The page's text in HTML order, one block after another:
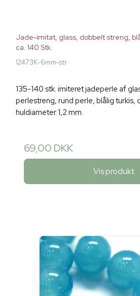
Jade-imitat, glass, dobbelt streng,
ca. 140 Stk.
12473K-6mm-str
135-140 stk. imiteret jadeperle af
perlestreng, rund perle, blålig turkis,
huldiameter 1,2 mm.
69,00 DKK
Vis produkt